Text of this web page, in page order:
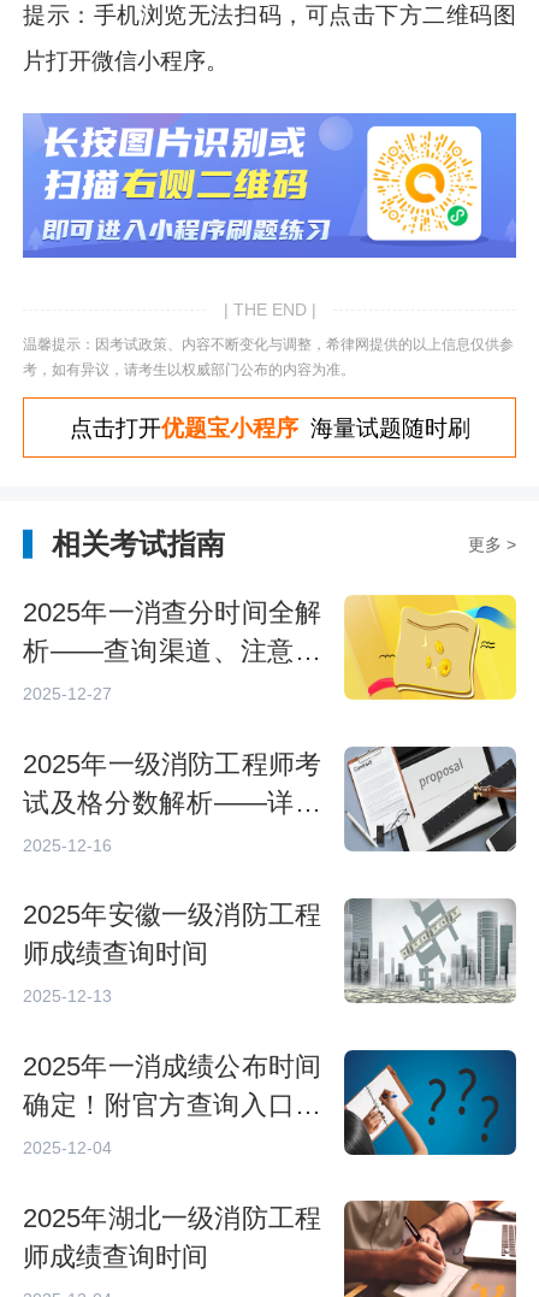
提示：手机浏览无法扫码，可点击下方二维码图
片打开微信小程序。
| THE END |
温馨提示：因考试政策、内容不断变化与调整，希律网提供的以上信息仅供参
考，如有异议，请考生以权威部门公布的内容为准。
点击打开优题宝小程序海量试题随时刷
相关考试指南 更多 >
2025年一消查分时间全解
析——查询渠道、注意事
项与备考建议
2025-12-27
2025年一级消防工程师考
试及格分数解析——详细
了解合格标准与备考要点
2025-12-16
2025年安徽一级消防工程
师成绩查询时间
2025-12-13
2025年一消成绩公布时间
确定！附官方查询入口与
证书领取全指南
2025-12-04
2025年湖北一级消防工程
师成绩查询时间